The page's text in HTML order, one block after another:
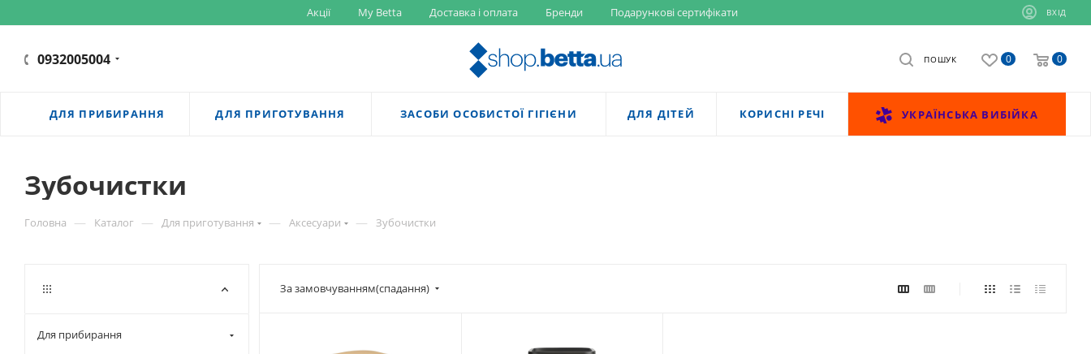
Акції My Betta Доставка і оплата Бренди Подарункові сертифікати ВХІД
0932005004 0 0
ПОШУК
ДЛЯ ПРИБИРАННЯ ДЛЯ ПРИГОТУВАННЯ ЗАСОБИ ОСОБИСТОЇ ГІГІЄНИ ДЛЯ ДІТЕЙ КОРИСНІ РЕЧІ УКРАЇНСЬКА ВИБІЙКА
Зубочистки
Головна — Каталог — Для приготування — Аксесуари — Зубочистки
За замовчуванням(спадання)
Для прибирання